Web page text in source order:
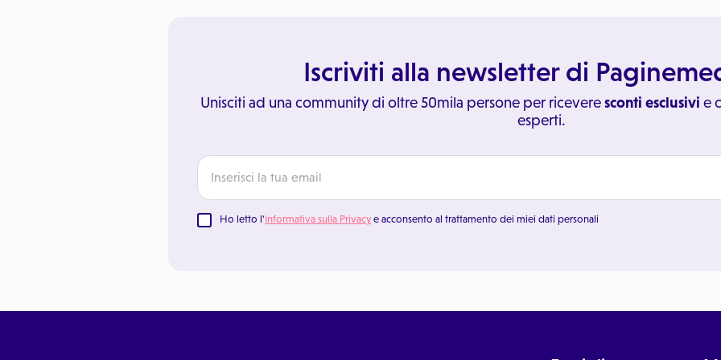
Iscriviti alla newsletter di
Unisciti ad una community di oltre 50mila persone per riceveresconti esclusivi e
esperti.
Ho letto l'Informativa sulla Privacy e acconsento al trattamento dei miei dati personali